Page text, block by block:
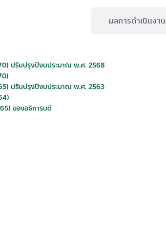
ผลการดำเนินงาน
ปรับปรุงปีงบประมาณ พ.ศ. 2568
ปรับปรุงปีงบประมาณ พ.ศ. 2563
ของอธิการบดี